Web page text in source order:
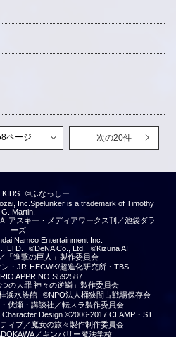
次の20件
©ふなっしー
Inc.Spelunker is a trademark of Timothy
G. Martin.
アスキー・メディアワークス刊／池袋ダラ
ーズ
Namco Entertainment Inc.
LTD.
©DeNA Co., Ltd.
©Kizuna AI
「進撃の巨人」製作委員会
・JR-HECWK/超進化研究所・TBS
APPR.NO.S592587
の大罪 神々の逆鱗」製作委員会
浜水族館
©NPO法人桶狭間古戦場保存会
伏瀬・講談社／転スラ製作委員会
Design ©2006-2017 CLAMP・ST
ィブ／魔女の旅々製作制作委員会
／キンバリー魔法学校